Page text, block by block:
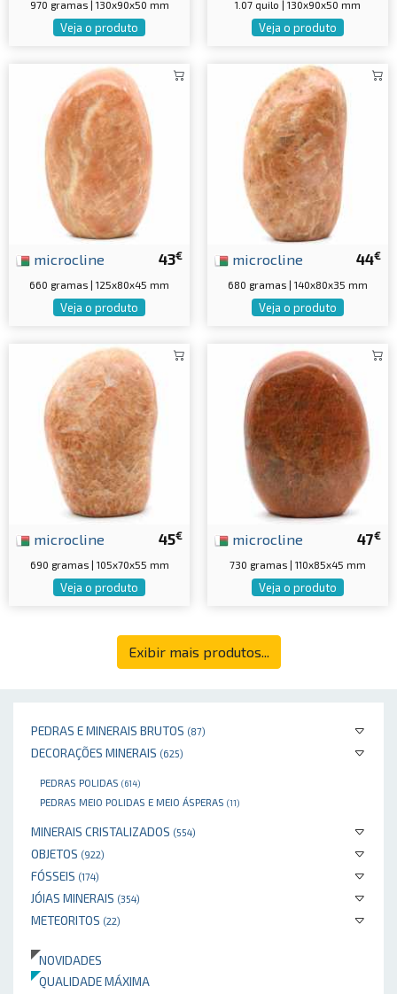
PEDRAS E MINERAIS BRUTOS (87)
DECORAÇÕES MINERAIS (625)
PEDRAS POLIDAS (614)
PEDRAS MEIO POLIDAS E MEIO ÁSPERAS (11)
MINERAIS CRISTALIZADOS (554)
OBJETOS (922)
FÓSSEIS (174)
JÓIAS MINERAIS (354)
METEORITOS (22)
NOVIDADES
QUALIDADE MÁXIMA
970 gramas | 130x90x50 mm
Veja o produto
1.07 quilo | 130x90x50 mm
Veja o produto
43€
microcline
660 gramas | 125x80x45 mm
Veja o produto
44€
microcline
680 gramas | 140x80x35 mm
Veja o produto
45€
microcline
690 gramas | 105x70x55 mm
Veja o produto
47€
microcline
730 gramas | 110x85x45 mm
Veja o produto
Exibir mais produtos...